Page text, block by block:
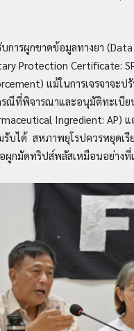
การผูกขาดข้อมูลทางยา
Protection Certificate:
แม้ในการเจรจาจะปรั
รณีที่พิจารณาและอนุมัติทะเบี
Ingredient: AP)
รับได้ สหภาพยุโรปควรหยุดเ
กมัดทริปส์พลัสเหมือนอย่างที่เ